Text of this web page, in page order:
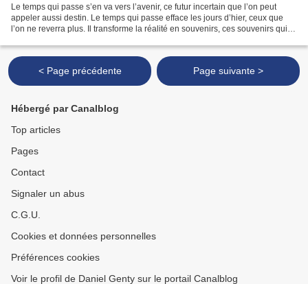
Le temps qui passe s’en va vers l’avenir, ce futur incertain que l’on peut
appeler aussi destin. Le temps qui passe efface les jours d’hier, ceux que
l’on ne reverra plus. Il transforme la réalité en souvenirs, ces souvenirs qui,
< Page précédente Page suivante >
Hébergé par Canalblog
Top articles
Pages
Contact
Signaler un abus
C.G.U.
Cookies et données personnelles
Préférences cookies
Voir le profil de Daniel Genty sur le portail Canalblog